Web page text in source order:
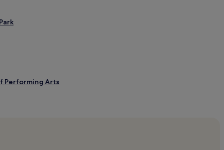
Performing Arts